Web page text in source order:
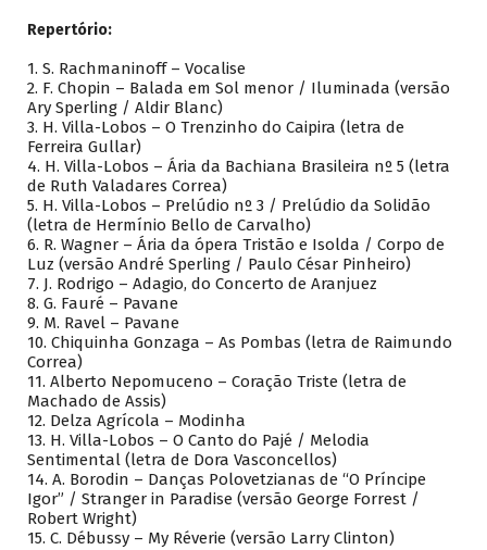
Repertório:
1. S. Rachmaninoff – Vocalise
2. F. Chopin – Balada em Sol menor / Iluminada (versão
Ary Sperling / Aldir Blanc)
3. H. Villa-Lobos – O Trenzinho do Caipira (letra de
Ferreira Gullar)
4. H. Villa-Lobos – Ária da Bachiana Brasileira nº 5 (letra
de Ruth Valadares Correa)
5. H. Villa-Lobos – Prelúdio nº 3 / Prelúdio da Solidão
(letra de Hermínio Bello de Carvalho)
6. R. Wagner – Ária da ópera Tristão e Isolda / Corpo de
Luz (versão André Sperling / Paulo César Pinheiro)
7. J. Rodrigo – Adagio, do Concerto de Aranjuez
8. G. Fauré – Pavane
9. M. Ravel – Pavane
10. Chiquinha Gonzaga – As Pombas (letra de Raimundo
Correa)
11. Alberto Nepomuceno – Coração Triste (letra de
Machado de Assis)
12. Delza Agrícola – Modinha
13. H. Villa-Lobos – O Canto do Pajé / Melodia
Sentimental (letra de Dora Vasconcellos)
14. A. Borodin – Danças Polovetzianas de “O Príncipe
Igor” / Stranger in Paradise (versão George Forrest /
Robert Wright)
15. C. Débussy – My Réverie (versão Larry Clinton)